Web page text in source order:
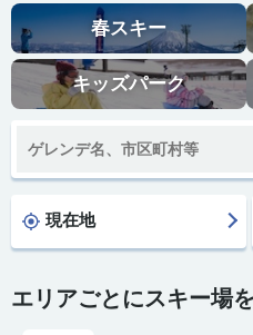
春スキー
キッズパーク
現在地
エリアごとにスキー場